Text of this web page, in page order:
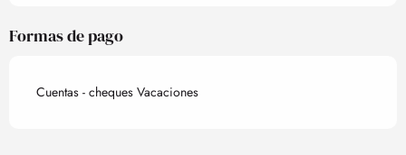
Formas de pago
Cuentas - cheques Vacaciones